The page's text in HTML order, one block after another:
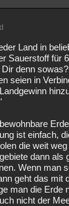
Land in
Sauerstoff für
denn
seien in
ist einfach,
die weit
dann als
Wenn man
geht das mit
man die Erde
nicht der